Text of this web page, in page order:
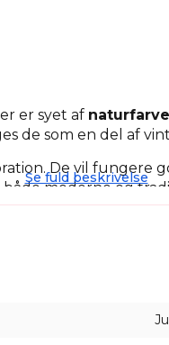
er syet af
de som en del af
De vil fungere
moderne og
holde i mange
giver dem
Se fuld beskrivelse